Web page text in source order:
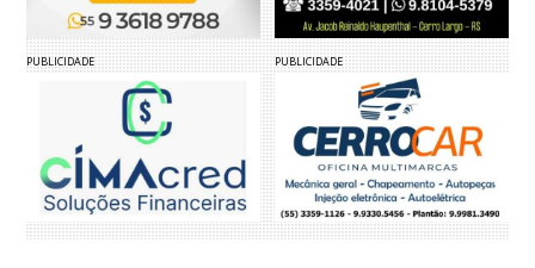
PUBLICIDADE PUBLICIDADE